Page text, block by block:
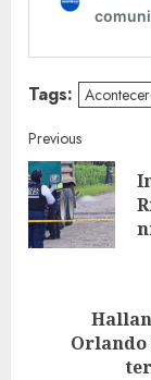
Tags:
Continue
Reading
Previous
Orlando